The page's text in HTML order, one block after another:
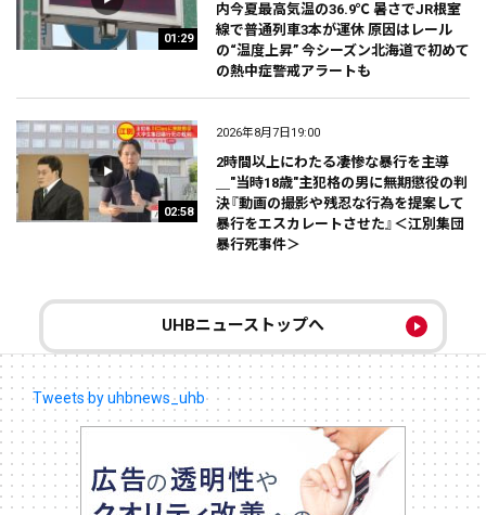
01:29
内今夏最高気温の36.9℃ 暑さでJR根室
線で普通列車3本が運休 原因はレール
の“温度上昇” 今シーズン北海道で初めて
の熱中症警戒アラートも
02:58
2026年8月7日19:00
2時間以上にわたる凄惨な暴行を主導
＿"当時18歳"主犯格の男に無期懲役の判
決『動画の撮影や残忍な行為を提案して
暴行をエスカレートさせた』＜江別集団
暴行死事件＞
UHBニューストップへ
Tweets by uhbnews_uhb